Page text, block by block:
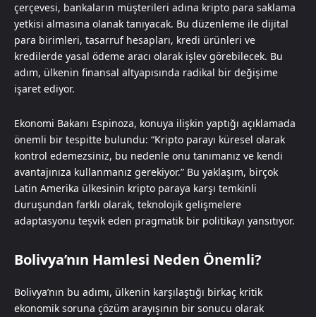
çerçevesi, bankaların müşterileri adına kripto para saklama
yetkisi almasına olanak tanıyacak. Bu düzenleme ile dijital
para birimleri, tasarruf hesapları, kredi ürünleri ve
kredilerde yasal ödeme aracı olarak işlev görebilecek. Bu
adım, ülkenin finansal altyapısında radikal bir değişime
işaret ediyor.
Ekonomi Bakanı Espinoza, konuya ilişkin yaptığı açıklamada
önemli bir tespitte bulundu: “Kripto parayı küresel olarak
kontrol edemezsiniz, bu nedenle onu tanımanız ve kendi
avantajınıza kullanmanız gerekiyor.” Bu yaklaşım, birçok
Latin Amerika ülkesinin kripto paraya karşı temkinli
duruşundan farklı olarak, teknolojik gelişmelere
adaptasyonu teşvik eden pragmatik bir politikayı yansıtıyor.
Bolivya’nın Hamlesi Neden Önemli?
Bolivya’nın bu adımı, ülkenin karşılaştığı birkaç kritik
ekonomik soruna çözüm arayışının bir sonucu olarak